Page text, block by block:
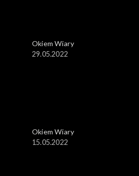
Okiem Wiary
29.05.2022
Okiem Wiary
15.05.2022